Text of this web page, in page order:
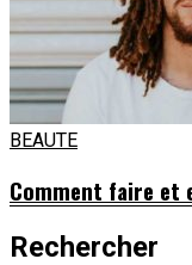
BEAUTE
Comment faire et
Rechercher